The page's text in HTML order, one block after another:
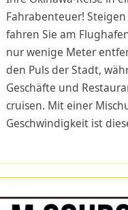
Fahrabenteuer!
fahren Sie am
nur wenige Meter
den Puls der Stadt,
Geschäfte und
cruisen. Mit einer
Geschwindigkeit ist